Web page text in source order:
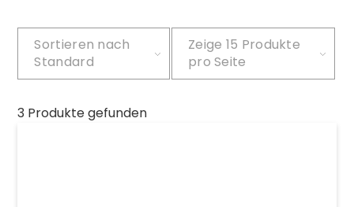
Sortieren nach
Standard
Zeige 15 Produkte
pro Seite
3 Produkte gefunden